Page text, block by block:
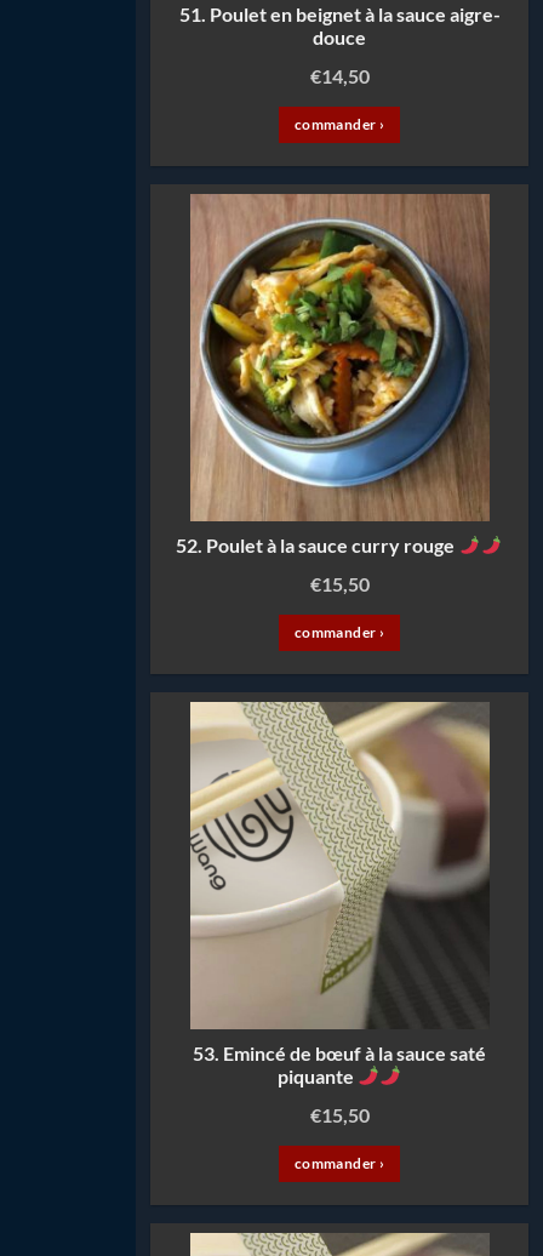
51. Poulet en beignet à la sauce aigre-
douce
€14,50
commander ›
52. Poulet à la sauce curry rouge
€15,50
commander ›
53. Emincé de bœuf à la sauce saté
piquante
€15,50
commander ›